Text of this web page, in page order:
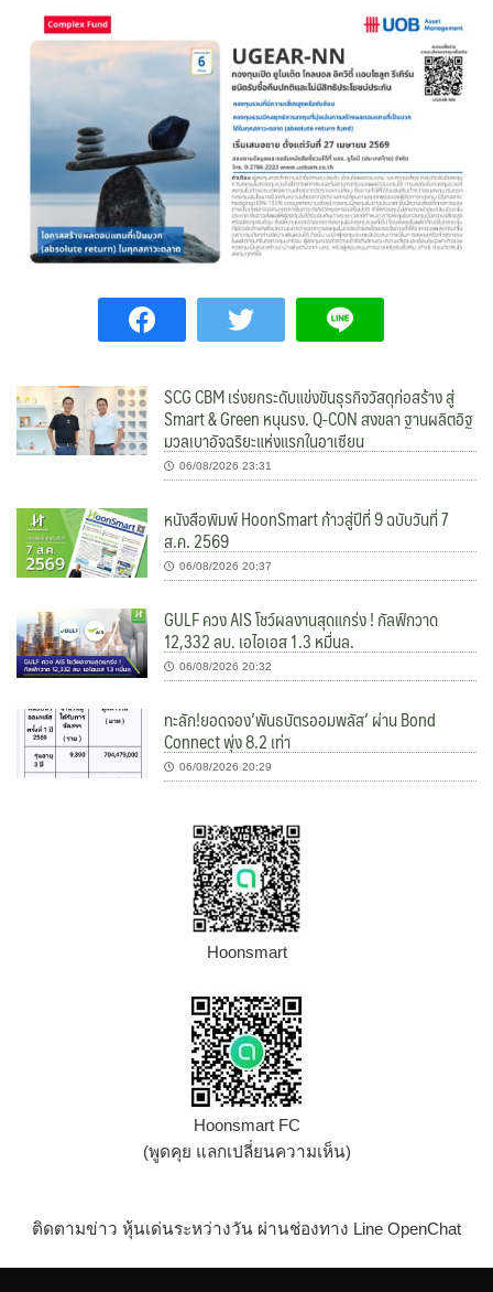
SCG CBM เร่งยกระดับแข่งขันธุรกิจวัสดุก่อสร้าง สู่
Smart & Green หนุนรง. Q-CON สงขลา ฐานผลิตอิฐ
มวลเบาอัจฉริยะแห่งแรกในอาเซียน
06/08/2026 23:31
หนังสือพิมพ์ HoonSmart ก้าวสู่ปีที่ 9 ฉบับวันที่ 7
ส.ค. 2569
06/08/2026 20:37
GULF ควง AIS โชว์ผลงานสุดแกร่ง ! กัลฟ์กวาด
12,332 ลบ. เอไอเอส 1.3 หมื่นล.
06/08/2026 20:32
ทะลัก!ยอดจอง’พันธบัตรออมพลัส’ ผ่าน Bond
Connect พุ่ง 8.2 เท่า
06/08/2026 20:29
Hoonsmart
Hoonsmart FC
(พูดคุย แลกเปลี่ยนความเห็น)
ติดตามข่าว หุ้นเด่นระหว่างวัน ผ่านช่องทาง Line OpenChat